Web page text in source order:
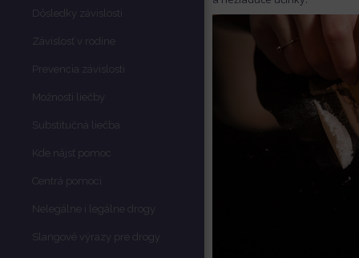
Dôsledky závislosti
Závislosť v rodine
Prevencia závislosti
Možnosti liečby
Substitučná liečba
Kde nájsť pomoc
Centrá pomoci
Nelegálne i legálne drogy
Slangové výrazy pre drogy